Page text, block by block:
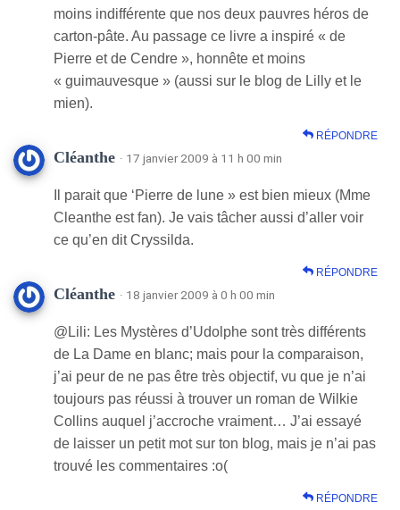
moins indifférente que nos deux pauvres héros de
carton-pâte. Au passage ce livre a inspiré « de
Pierre et de Cendre », honnête et moins
« guimauvesque » (aussi sur le blog de Lilly et le
mien).
RÉPONDRE
Cléanthe · 17 janvier 2009 à 11 h 00 min
Il parait que ‘Pierre de lune » est bien mieux (Mme
Cleanthe est fan). Je vais tâcher aussi d’aller voir
ce qu’en dit Cryssilda.
RÉPONDRE
Cléanthe · 18 janvier 2009 à 0 h 00 min
@Lili: Les Mystères d’Udolphe sont très différents
de La Dame en blanc; mais pour la comparaison,
j’ai peur de ne pas être très objectif, vu que je n’ai
toujours pas réussi à trouver un roman de Wilkie
Collins auquel j’accroche vraiment… J’ai essayé
de laisser un petit mot sur ton blog, mais je n’ai pas
trouvé les commentaires :o(
RÉPONDRE